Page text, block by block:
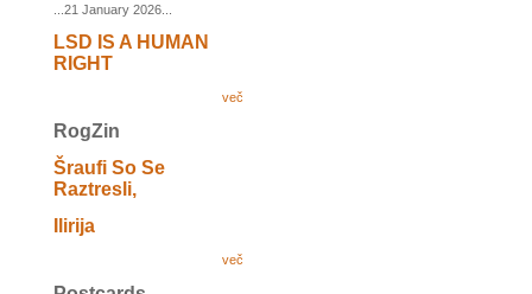
...21 January 2026...
LSD IS A HUMAN
RIGHT
več
RogZin
Šraufi So Se
Raztresli,
Ilirija
več